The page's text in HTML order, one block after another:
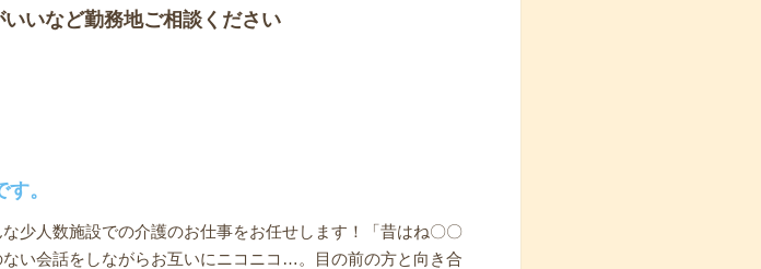
いなど勤務地ご相談ください
。
少人数施設での介護のお仕事をお任せします！「昔はね〇〇
い会話をしながらお互いにニコニコ…。目の前の方と向き合